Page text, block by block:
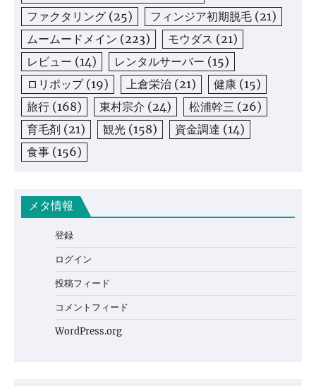
ファクタリング (25) フィンジア初期脱毛 (21)
ムームードメイン (223) モウダス (21)
レビュー (14) レンタルサーバー (15)
ロリポップ(19) 上倉栄治 (21) 健康 (15)
旅行 (168) 東村宗介 (24) 松浦幹三 (26)
育毛剤 (21) 観光 (158) 資金調達 (14)
食事 (156)
メタ情報
登録
ログイン
投稿フィード
コメントフィード
WordPress.org